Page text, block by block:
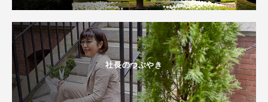
社長のつぶやき